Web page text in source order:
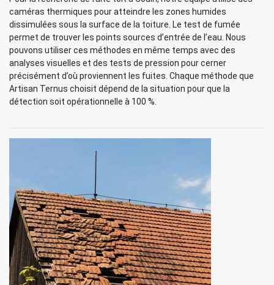
caméras thermiques pour atteindre les zones humides
dissimulées sous la surface de la toiture. Le test de fumée
permet de trouver les points sources d’entrée de l’eau. Nous
pouvons utiliser ces méthodes en même temps avec des
analyses visuelles et des tests de pression pour cerner
précisément d’où proviennent les fuites. Chaque méthode que
Artisan Ternus choisit dépend de la situation pour que la
détection soit opérationnelle à 100 %.